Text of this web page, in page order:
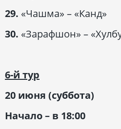
29. «Чашма» – «Канд»
30. «Зарафшон» –
6-й тур
20 июня (суббота)
Начало – в 18:00